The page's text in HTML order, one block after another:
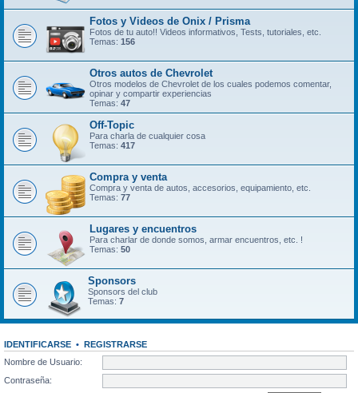
Fotos y Videos de Onix / Prisma
Fotos de tu auto!! Videos informativos, Tests, tutoriales, etc.
Temas: 156
Otros autos de Chevrolet
Otros modelos de Chevrolet de los cuales podemos comentar,
opinar y compartir experiencias
Temas: 47
Off-Topic
Para charla de cualquier cosa
Temas: 417
Compra y venta
Compra y venta de autos, accesorios, equipamiento, etc.
Temas: 77
Lugares y encuentros
Para charlar de donde somos, armar encuentros, etc. !
Temas: 50
Sponsors
Sponsors del club
Temas: 7
IDENTIFICARSE • REGISTRARSE
Nombre de Usuario:
Contraseña: